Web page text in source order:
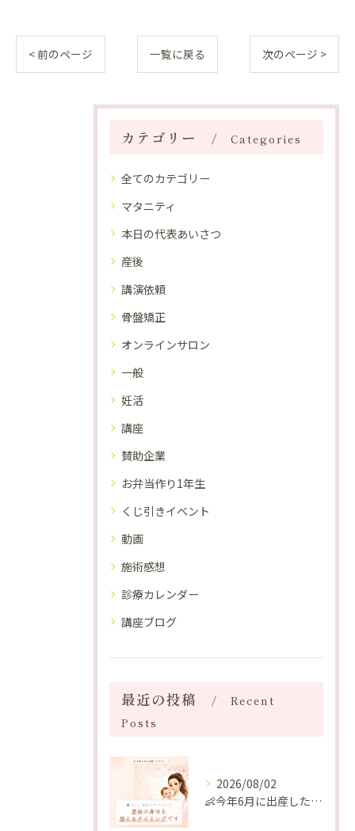
< 前のページ 一覧に戻る 次のページ >
カテゴリー Categories
全てのカテゴリー
マタニティ
本日の代表あいさつ
産後
講演依頼
骨盤矯正
オンラインサロン
一般
妊活
講座
賛助企業
お弁当作り1年生
くじ引きイベント
動画
施術感想
診療カレンダー
講座ブログ
最近の投稿
Recent
Posts
2026/08/02
👶今年6月に出産したママへ♡